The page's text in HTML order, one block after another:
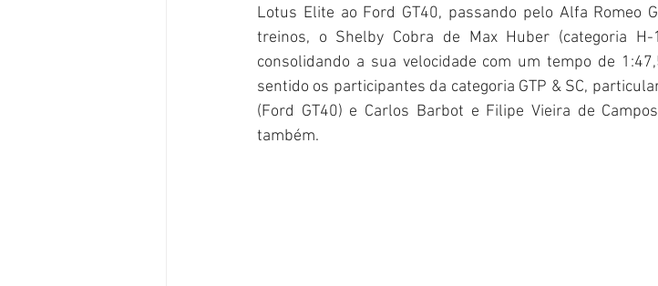
Lotus Elite ao Ford GT40, passando pelo Alfa Romeo
treinos, o Shelby Cobra de Max Huber (categoria
consolidando a sua velocidade com um tempo de
sentido os participantes da categoria GTP & SC,
(Ford GT40) e Carlos Barbot e Filipe Vieira de
também.